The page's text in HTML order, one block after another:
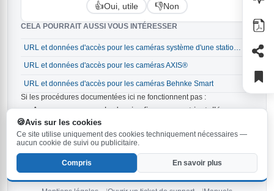
Avis sur les cookies
Ce site utilise uniquement des cookies techniquement nécessaires —
aucun cookie de suivi ou publicitaire.
Compris En savoir plus
👍Oui, utile 👎Non
CELA POURRAIT AUSSI VOUS INTÉRESSER
URL et données d'accès pour les caméras système d'une station Behnke
URL et données d'accès pour les caméras AXIS®
URL et données d'accès pour les caméras Behnke Smart
Si les procédures documentées ici ne fonctionnent pas :
Assurez-vous que le dernier firmware est installé sur
votre station Behnke. La version la plus récente est
et peut être téléchargée ici
.
Vérifiez les instructions dans le manuel et dans les
Si aucun des conseils ci-dessus ne vous aide,ouvrez un nouveau
ticketoucontactez notre hotline de service.